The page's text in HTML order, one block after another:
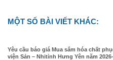
MỘT SỐ BÀI VIẾT KHÁC:
Yêu cầu báo giá Mua sắm hóa chất
viện Sản – Nhitỉnh Hưng Yên năm